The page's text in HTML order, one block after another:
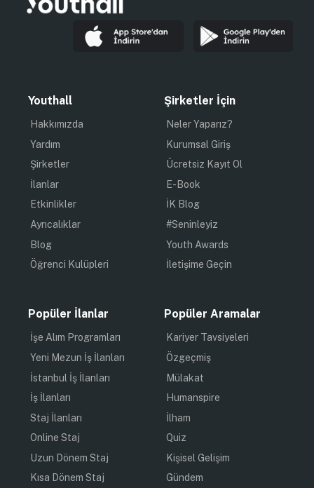
Youthall
Hakkımızda
Yardım
Şirketler
İlanlar
Etkinlikler
Ayrıcalıklar
Blog
Öğrenci Kulüpleri
Şirketler İçin
Neler Yaparız?
Kurumsal Giriş
Ücretsiz Kayıt Ol
E-Book
İK Blog
#Seninleyiz
Youth Awards
İletişime Geçin
Popüler İlanlar
İşe Alım Programları
Yeni Mezun İş İlanları
İstanbul İş İlanları
İş İlanları
Staj İlanları
Online Staj
Uzun Dönem Staj
Kısa Dönem Staj
Popüler Aramalar
Kariyer Tavsiyeleri
Özgeçmiş
Mülakat
Humanspire
İlham
Quiz
Kişisel Gelişim
Gündem